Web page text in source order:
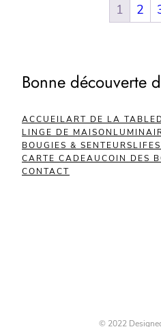
1 2
Bonne découverte
ACCUEILART DE LA TABLE
LINGE DE MAISON
BOUGIES & SENTEURS
CARTE CADEAUCOIN DES
CONTACT
© 2022